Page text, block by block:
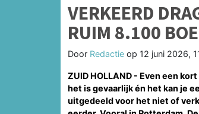
VERKEERD
RUIM 8.100
Door Redactie op 12 juni 2026,
ZUID HOLLAND - Even een
het is gevaarlijk én het kan je
uitgedeeld voor het niet of